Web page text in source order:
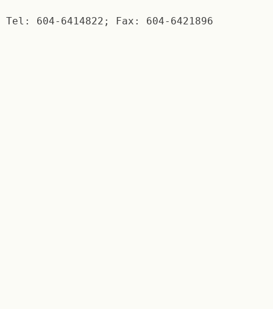
Tel: 604-6414822; Fax: 604-6421896